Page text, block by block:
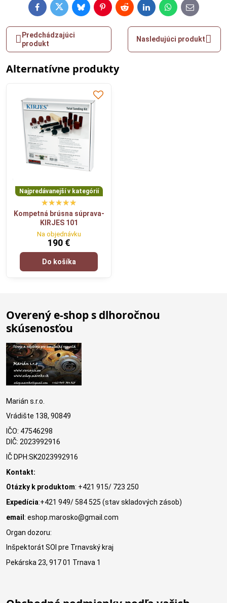
FacebookTwitterBlueskyPinterestRedditLinkedInWhatsApp
E-
mail
Predchádzajúci
produkt
Nasledujúci produkt
Alternatívne produkty
Najpredávanejší v kategórií
Kompetná brúsna súprava-
KIRJES 101
Na objednávku
190 €
Do košíka
Overený e-shop s dlhoročnou
skúsenosťou
Marián s.r.o.
Vrádište 138, 90849
IČO: 47546298
DIČ: 2023992916
IČ DPH:SK2023992916
Kontakt:
Otázky k produktom: +421 915/ 723 250
Expedícia:+421 949/ 584 525 (stav skladových zásob)
email : eshop.marosko@gmail.com
Organ dozoru:
Inšpektorát SOI pre Trnavský kraj
Pekárska 23, 917 01 Trnava 1